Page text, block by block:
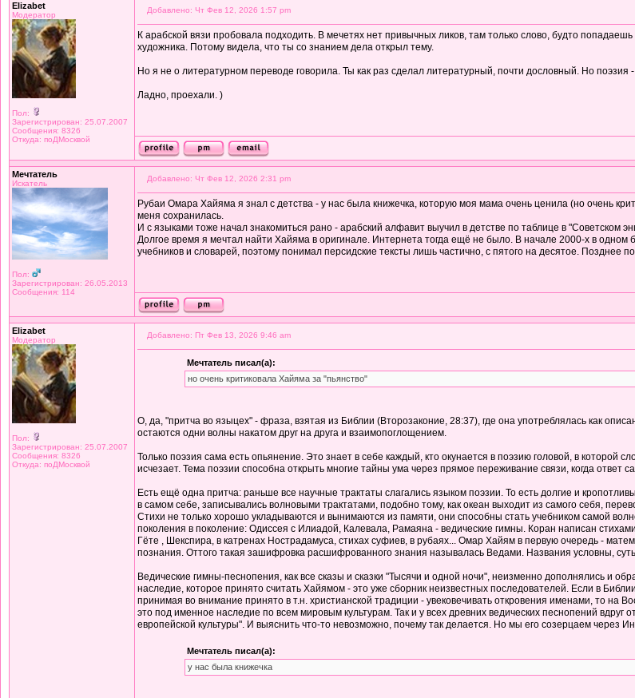
Elizabet
Модератор
Пол:
Зарегистрирован: 25.07.2007
Сообщения: 8326
Откуда: поДМосквой
Добавлено: Чт Фев 12, 2026 1:57 pm
К арабской вязи пробовала подходить. В мечетях нет привычных ликов, там только слово, будто
художника. Потому видела, что ты со знанием дела открыл тему.
Но я не о литературном переводе говорила. Ты как раз сделал литературный, почти дословный. Но поэзия -
Ладно, проехали. )
Мечтатель
Искатель
Пол:
Зарегистрирован: 26.05.2013
Сообщения: 114
Добавлено: Чт Фев 12, 2026 2:31 pm
Рубаи Омара Хайяма я знал с детства - у нас была книжечка, которую моя мама очень ценила (но очень
меня сохранилась.
И с языками тоже начал знакомиться рано - арабский алфавит выучил в детстве по таблице в "Советском
Долгое время я мечтал найти Хайяма в оригинале. Интернета тогда ещё не было. В начале 2000-х в одном
учебников и словарей, поэтому понимал персидские тексты лишь частично, с пятого на десятое.
Elizabet
Модератор
Пол:
Зарегистрирован: 25.07.2007
Сообщения: 8326
Откуда: поДМосквой
Добавлено: Пт Фев 13, 2026 9:46 am
Мечтатель писал(а):
но очень критиковала Хайяма за "пьянство"
О, да, "притча во языцех" - фраза, взятая из Библии (Второзаконие, 28:37), где она употреблялась как
остаются одни волны накатом друг на друга и взаимопоглощением.
Только поэзия сама есть опьянение. Это знает в себе каждый, кто окунается в поэзию головой, в
исчезает. Тема поэзии способна открыть многие тайны ума через прямое переживание связи, когда ответ
Есть ещё одна притча: раньше все научные трактаты слагались языком поэзии. То есть долгие и
в самом себе, записывались волновыми трактатами, подобно тому, как океан выходит из самого себя,
Стихи не только хорошо укладываются и вынимаются из памяти, они способны стать учебником самой
поколения в поколение: Одиссея с Илиадой, Калевала, Рамаяна - ведические гимны. Коран написан
Гёте , Шекспира, в катренах Нострадамуса, стихах суфиев, в рубаях... Омар Хайям в первую очередь -
познания. Оттого такая зашифровка расшифрованного знания называлась Ведами. Названия условны,
Ведические гимны-песнопения, как все сказы и сказки "Тысячи и одной ночи", неизменно дополнялись и
наследие, которое принято считать Хайямом - это уже сборник неизвестных последователей. Если в
принимая во внимание принято в т.н. христианской традиции - увековечивать откровения именами, то
это под именное наследие по всем мировым культурам. Так и у всех древних ведических песнопений
европейской культуры". И выяснить что-то невозможно, почему так делается. Но мы его созерцаем через
Мечтатель писал(а):
у нас была книжечка